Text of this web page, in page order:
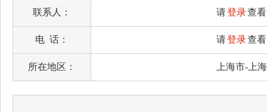
联系人： 请登录查看
电 话： 请登录查看
所在地区： 上海市-上